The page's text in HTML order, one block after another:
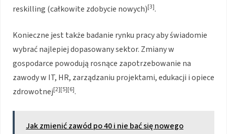
reskilling (całkowite zdobycie nowych)[3].
Konieczne jest także badanie rynku pracy aby świadomie
wybrać najlepiej dopasowany sektor. Zmiany w
gospodarce powodują rosnące zapotrzebowanie na
zawody w IT, HR, zarządzaniu projektami, edukacji i opiece
zdrowotnej[2][5][6].
Jak zmienić zawód po 40 i nie bać się nowego